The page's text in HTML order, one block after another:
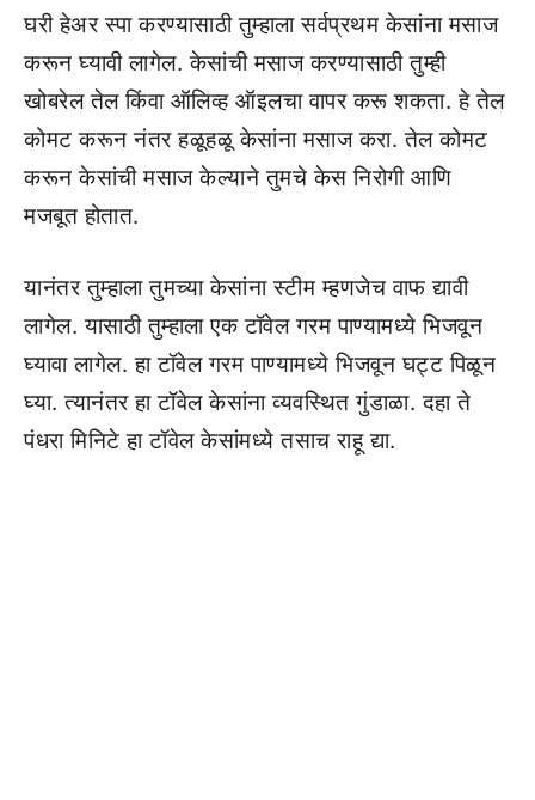
घरी हेअर स्पा करण्यासाठी तुम्हाला सर्वप्रथम केसांना मसाज
करून घ्यावी लागेल. केसांची मसाज करण्यासाठी तुम्ही
खोबरेल तेल किंवा ऑलिव्ह ऑइलचा वापर करू शकता. हे तेल
कोमट करून नंतर हळूहळू केसांना मसाज करा. तेल कोमट
करून केसांची मसाज केल्याने तुमचे केस निरोगी आणि
मजबूत होतात.
यानंतर तुम्हाला तुमच्या केसांना स्टीम म्हणजेच वाफ द्यावी
लागेल. यासाठी तुम्हाला एक टॉवेल गरम पाण्यामध्ये भिजवून
घ्यावा लागेल. हा टॉवेल गरम पाण्यामध्ये भिजवून घट्ट पिळून
घ्या. त्यानंतर हा टॉवेल केसांना व्यवस्थित गुंडाळा. दहा ते
पंधरा मिनिटे हा टॉवेल केसांमध्ये तसाच राहू द्या.